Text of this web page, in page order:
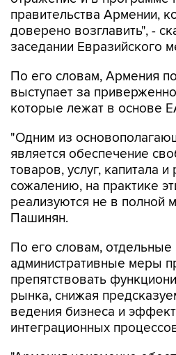
доверено возглавить", -
заседании Евразийского
По его словам, Армения
которые лежат в основе
"Одним из
товаров, услуг, капитала и
сожалению, на практике
реализуются не в полной
Пашинян.
По его словам, отдельные
препятствовать
рынка, снижая
ведения бизнеса и
интеграционных
"Армения неизменно